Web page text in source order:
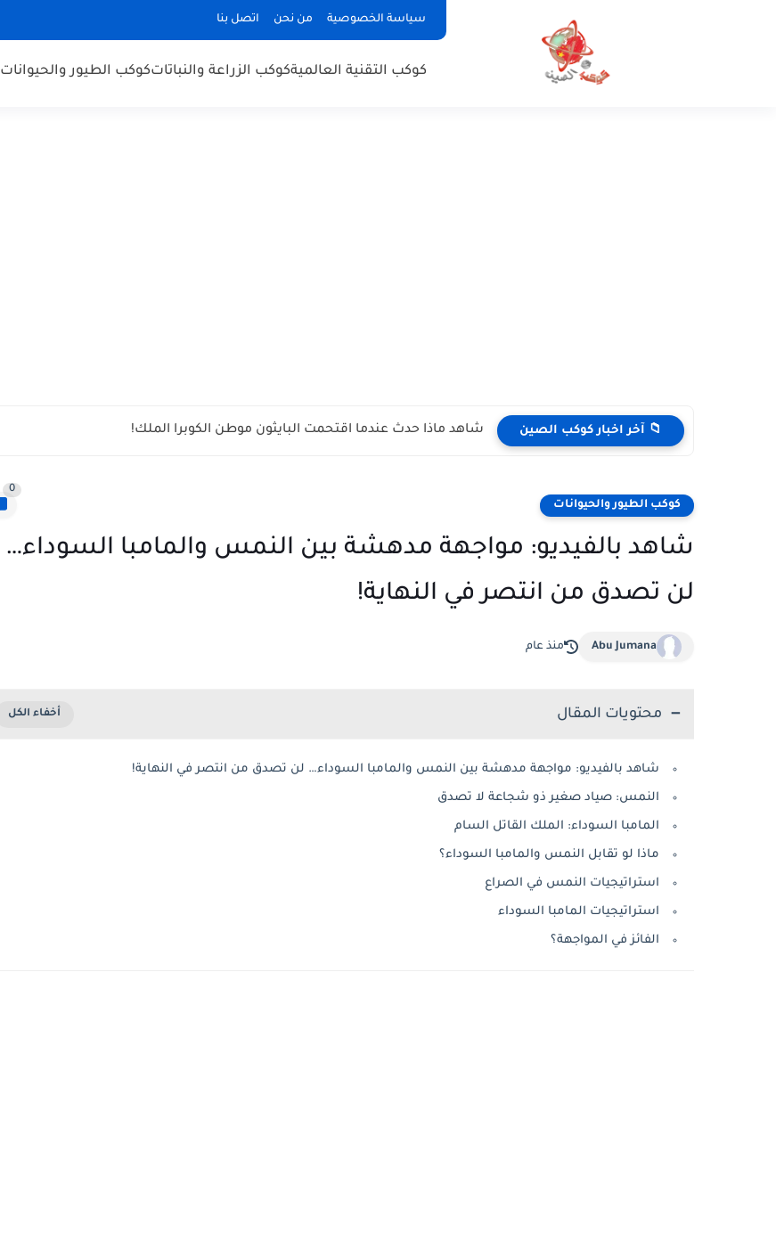
سياسة الخصوصية من نحن اتصل بنا
كوكب التقنية العالميةكوكب الزراعة والنباتاتكوكب الطيور والحيوانات
📁 آخر اخبار كوكب الصين شاهد ماذا حدث عندما اقتحمت البايثون موطن الكوبرا الملك!
كوكب الطيور والحيوانات
0
شاهد بالفيديو: مواجهة مدهشة بين النمس والمامبا السوداء…
لن تصدق من انتصر في النهاية!
Abu Jumana منذ عام
محتويات المقال
شاهد بالفيديو: مواجهة مدهشة بين النمس والمامبا السوداء… لن تصدق من انتصر في النهاية!
النمس: صياد صغير ذو شجاعة لا تصدق
المامبا السوداء: الملك القاتل السام
ماذا لو تقابل النمس والمامبا السوداء؟
استراتيجيات النمس في الصراع
استراتيجيات المامبا السوداء
الفائز في المواجهة؟